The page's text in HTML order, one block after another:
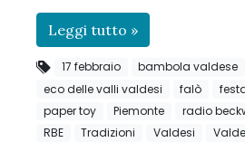
Leggi tutto »
17 febbraio
bambola valdese
eco delle valli valdesi
falò
paper toy
Piemonte
radio
RBE
Tradizioni Valdesi